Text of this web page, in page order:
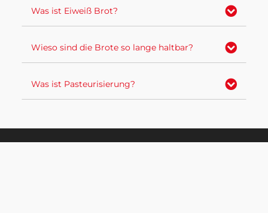
Was ist Eiweiß Brot?
Wieso sind die Brote so lange haltbar?
Was ist Pasteurisierung?